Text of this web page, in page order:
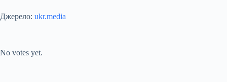
Джерело: ukr.media
No votes yet.